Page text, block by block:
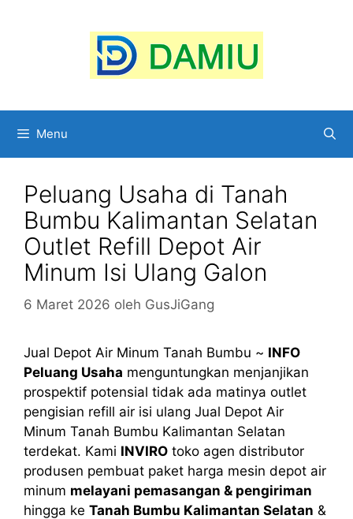
Menu
Peluang Usaha di Tanah
Bumbu Kalimantan Selatan
Outlet Refill Depot Air
Minum Isi Ulang Galon
6 Maret 2026 oleh GusJiGang
Jual Depot Air Minum Tanah Bumbu ~ INFO
Peluang Usaha menguntungkan menjanjikan
prospektif potensial tidak ada matinya outlet
pengisian refill air isi ulang Jual Depot Air
Minum Tanah Bumbu Kalimantan Selatan
terdekat. Kami INVIRO toko agen distributor
produsen pembuat paket harga mesin depot air
minum melayani pemasangan & pengiriman
hingga ke Tanah Bumbu Kalimantan Selatan &